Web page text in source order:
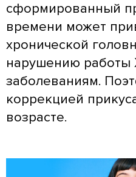
сформированный
времени может
хронической
нарушению работы
заболеваниям.
коррекцией
возрасте.